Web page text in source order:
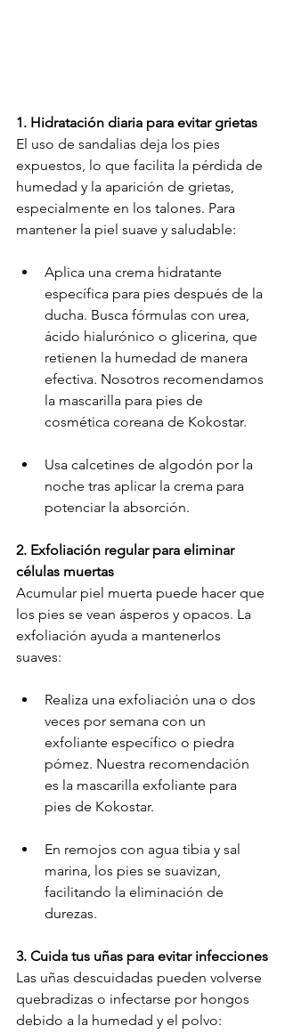
1. Hidratación diaria para evitar grietas
El uso de sandalias deja los pies
expuestos, lo que facilita la pérdida de
humedad y la aparición de grietas,
especialmente en los talones. Para
mantener la piel suave y saludable:
Aplica una crema hidratante
específica para pies después de la
ducha. Busca fórmulas con urea,
ácido hialurónico o glicerina, que
retienen la humedad de manera
efectiva. Nosotros recomendamos
la mascarilla para pies de
cosmética coreana de Kokostar.
Usa calcetines de algodón por la
noche tras aplicar la crema para
potenciar la absorción.
2. Exfoliación regular para eliminar
células muertas
Acumular piel muerta puede hacer que
los pies se vean ásperos y opacos. La
exfoliación ayuda a mantenerlos
suaves:
Realiza una exfoliación una o dos
veces por semana con un
exfoliante específico o piedra
pómez. Nuestra recomendación
es la mascarilla exfoliante para
pies de Kokostar.
En remojos con agua tibia y sal
marina, los pies se suavizan,
facilitando la eliminación de
durezas.
3. Cuida tus uñas para evitar infecciones
Las uñas descuidadas pueden volverse
quebradizas o infectarse por hongos
debido a la humedad y el polvo: